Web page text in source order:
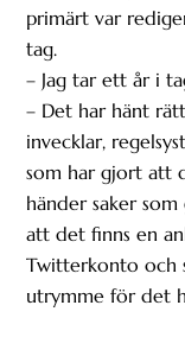
primärt var
tag.
– Jag tar ett år i
– Det har hänt
invecklar,
som har gjort att
händer saker
att det finns en
Twitterkonto och
utrymme för det